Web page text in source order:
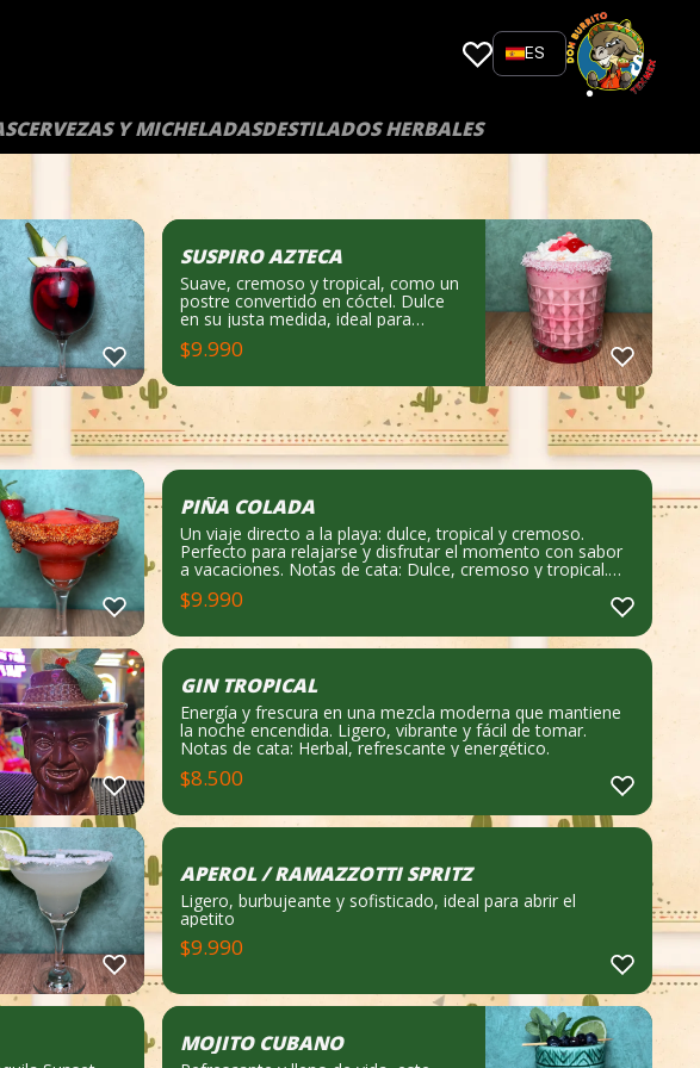
ES
CERVEZAS Y MICHELADASDESTILADOS HERBALES
SUSPIRO AZTECA
Suave, cremoso y tropical, como un
postre convertido en cóctel. Dulce
en su justa medida, ideal para
quienes prefieren algo delicado y
seductor. Notas de cata: Cremoso,
$9.990
PIÑA COLADA
Un viaje directo a la playa: dulce, tropical y cremoso.
Perfecto para relajarse y disfrutar el momento con sabor
a vacaciones. Notas de cata: Dulce, cremoso y tropical.
Qué lleva: Ron blanco, jugo de piña y toque dulce.
$9.990
GIN TROPICAL
Energía y frescura en una mezcla moderna que mantiene
la noche encendida. Ligero, vibrante y fácil de tomar.
Notas de cata: Herbal, refrescante y energético.
$8.500
APEROL / RAMAZZOTTI SPRITZ
Ligero, burbujeante y sofisticado, ideal para abrir el
apetito
$9.990
MOJITO CUBANO